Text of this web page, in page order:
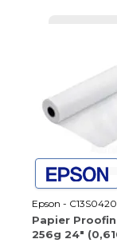
Epson -
Papier
256g 24"